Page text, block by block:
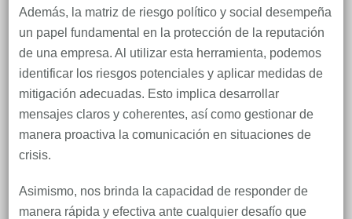
Además, la matriz de riesgo político y social desempeña
un papel fundamental en la protección de la reputación
de una empresa. Al utilizar esta herramienta, podemos
identificar los riesgos potenciales y aplicar medidas de
mitigación adecuadas. Esto implica desarrollar
mensajes claros y coherentes, así como gestionar de
manera proactiva la comunicación en situaciones de
crisis.
Asimismo, nos brinda la capacidad de responder de
manera rápida y efectiva ante cualquier desafío que